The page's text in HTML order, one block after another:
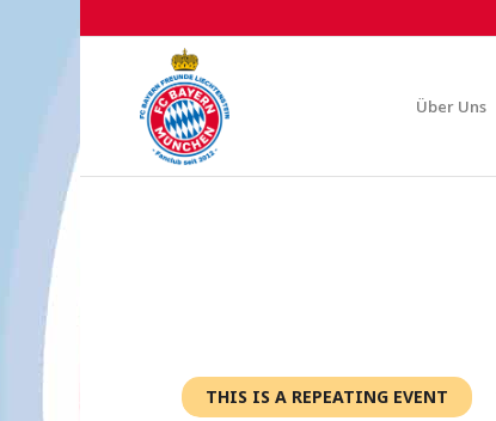
Über Uns
THIS IS A REPEATING EVENT